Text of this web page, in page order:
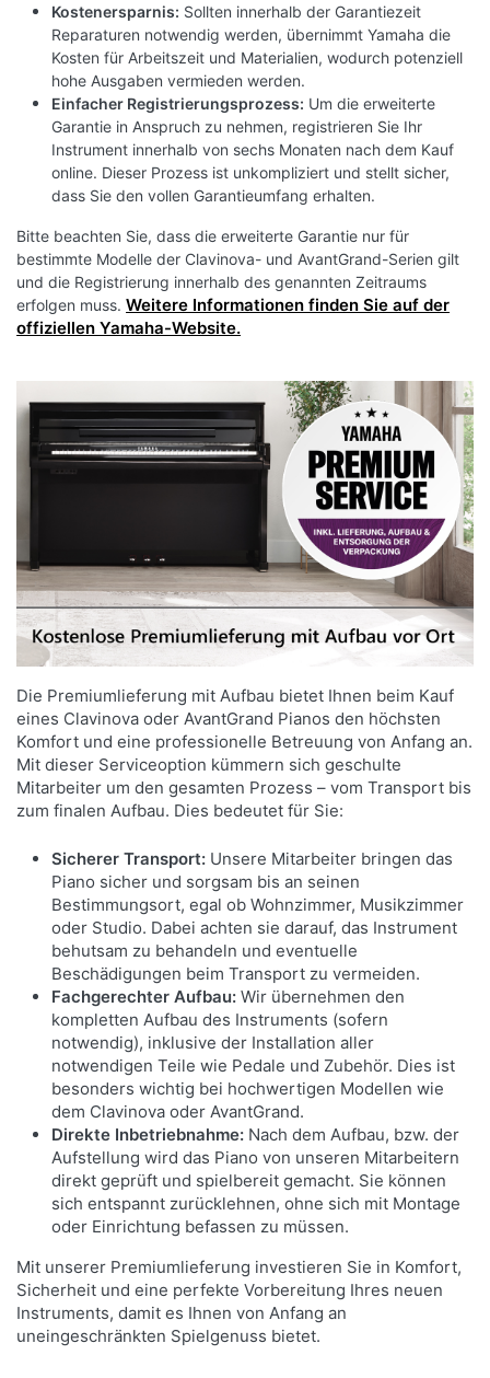
Kostenersparnis: Sollten innerhalb der Garantiezeit
Reparaturen notwendig werden, übernimmt Yamaha die
Kosten für Arbeitszeit und Materialien, wodurch potenziell
hohe Ausgaben vermieden werden.
Einfacher Registrierungsprozess: Um die erweiterte
Garantie in Anspruch zu nehmen, registrieren Sie Ihr
Instrument innerhalb von sechs Monaten nach dem Kauf
online. Dieser Prozess ist unkompliziert und stellt sicher,
dass Sie den vollen Garantieumfang erhalten.
Bitte beachten Sie, dass die erweiterte Garantie nur für
bestimmte Modelle der Clavinova- und AvantGrand-Serien gilt
und die Registrierung innerhalb des genannten Zeitraums
erfolgen muss.Weitere Informationen finden Sie auf der
offiziellen Yamaha-Website.
Die Premiumlieferung mit Aufbau bietet Ihnen beim Kauf
eines Clavinova oder AvantGrand Pianos den höchsten
Komfort und eine professionelle Betreuung von Anfang an.
Mit dieser Serviceoption kümmern sich geschulte
Mitarbeiter um den gesamten Prozess – vom Transport bis
zum finalen Aufbau. Dies bedeutet für Sie:
Sicherer Transport: Unsere Mitarbeiter bringen das
Piano sicher und sorgsam bis an seinen
Bestimmungsort, egal ob Wohnzimmer, Musikzimmer
oder Studio. Dabei achten sie darauf, das Instrument
behutsam zu behandeln und eventuelle
Beschädigungen beim Transport zu vermeiden.
Fachgerechter Aufbau: Wir übernehmen den
kompletten Aufbau des Instruments (sofern
notwendig), inklusive der Installation aller
notwendigen Teile wie Pedale und Zubehör. Dies ist
besonders wichtig bei hochwertigen Modellen wie
dem Clavinova oder AvantGrand.
Direkte Inbetriebnahme: Nach dem Aufbau, bzw. der
Aufstellung wird das Piano von unseren Mitarbeitern
direkt geprüft und spielbereit gemacht. Sie können
sich entspannt zurücklehnen, ohne sich mit Montage
oder Einrichtung befassen zu müssen.
Mit unserer Premiumlieferung investieren Sie in Komfort,
Sicherheit und eine perfekte Vorbereitung Ihres neuen
Instruments, damit es Ihnen von Anfang an
uneingeschränkten Spielgenuss bietet.